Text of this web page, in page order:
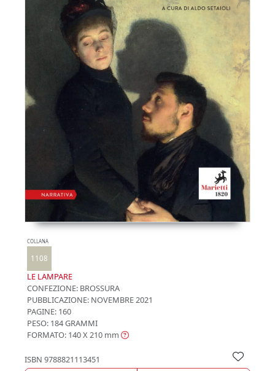
COLLANA
1108
LE LAMPARE
CONFEZIONE: BROSSURA
PUBBLICAZIONE: NOVEMBRE 2021
PAGINE: 160
PESO: 184 GRAMMI
FORMATO: 140 X 210 mm
ISBN 9788821113451